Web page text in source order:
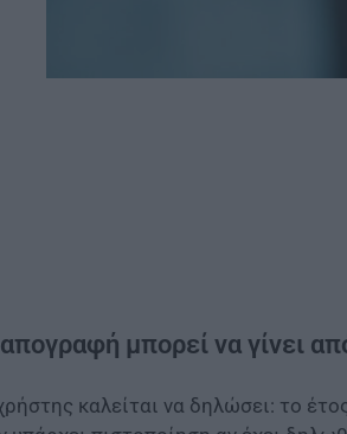
μπορεί να γίνει
καλείται να δηλώσει: το